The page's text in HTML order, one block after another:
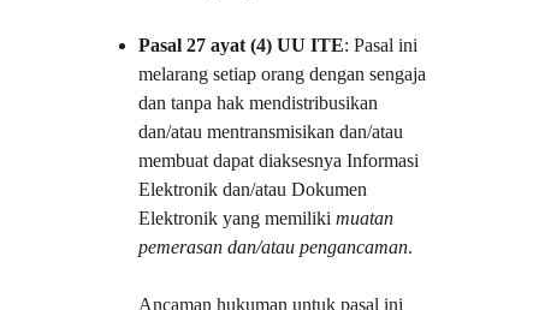
Pasal 27 ayat (4) UU ITE: Pasal ini
melarang setiap orang dengan sengaja
dan tanpa hak mendistribusikan
dan/atau mentransmisikan dan/atau
membuat dapat diaksesnya Informasi
Elektronik dan/atau Dokumen
Elektronik yang memiliki muatan
pemerasan dan/atau pengancaman.
Ancaman hukuman untuk pasal ini